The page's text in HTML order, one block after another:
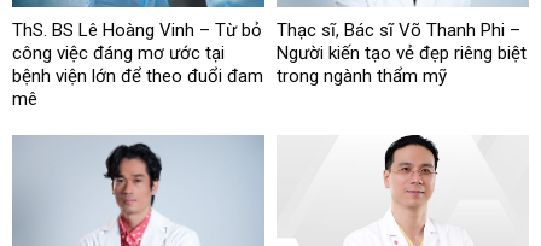
ThS. BS Lê Hoàng Vinh – Từ bỏ
công việc đáng mơ ước tại
bệnh viện lớn để theo đuổi đam
mê
Thạc sĩ, Bác sĩ Võ Thanh Phi –
Người kiến tạo vẻ đẹp riêng biệt
trong ngành thẩm mỹ